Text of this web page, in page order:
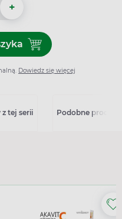
+
do koszyka
Dowiedz się więcej
tej serii Podobne